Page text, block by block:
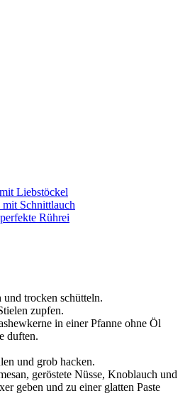
Liebstöckel
mit Schnittlauch
Rührei
trocken schütteln.
zupfen.
in einer Pfanne ohne Öl
duften.
und grob hacken.
geröstete Nüsse, Knoblauch und
geben und zu einer glatten Paste